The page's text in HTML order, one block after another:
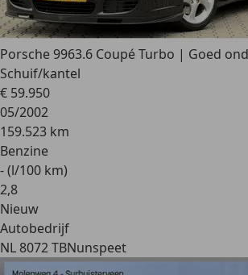
Porsche 9963.6 Coupé Turbo | Goed
Schuif/kantel
€ 59.950
05/2002
159.523 km
Benzine
- (l/100 km)
2,8
Nieuw
Autobedrijf
NL 8072 TBNunspeet